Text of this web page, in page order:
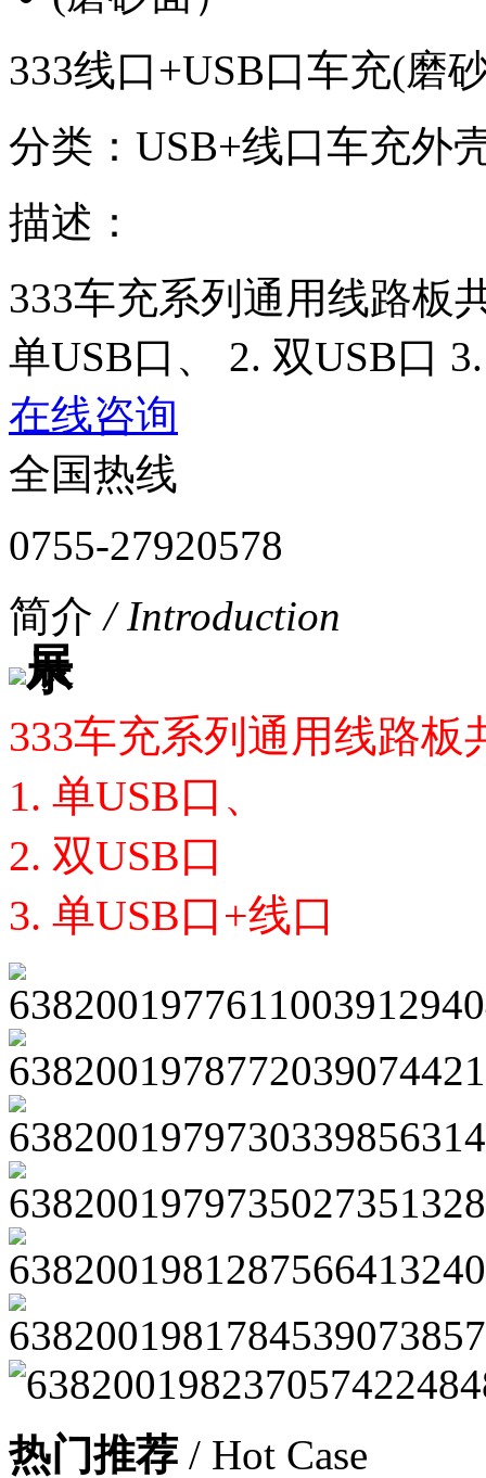
333线口+USB口车充(磨
分类：USB+线口车充外
描述：
333车充系列通用线路板
单USB口、 2. 双USB口
在线咨询
全国热线
0755-27920578
简介 / Introduction
333车充系列通用线路
1. 单USB口、
2. 双USB口
3. 单USB口+线口
热门推荐 / Hot Case